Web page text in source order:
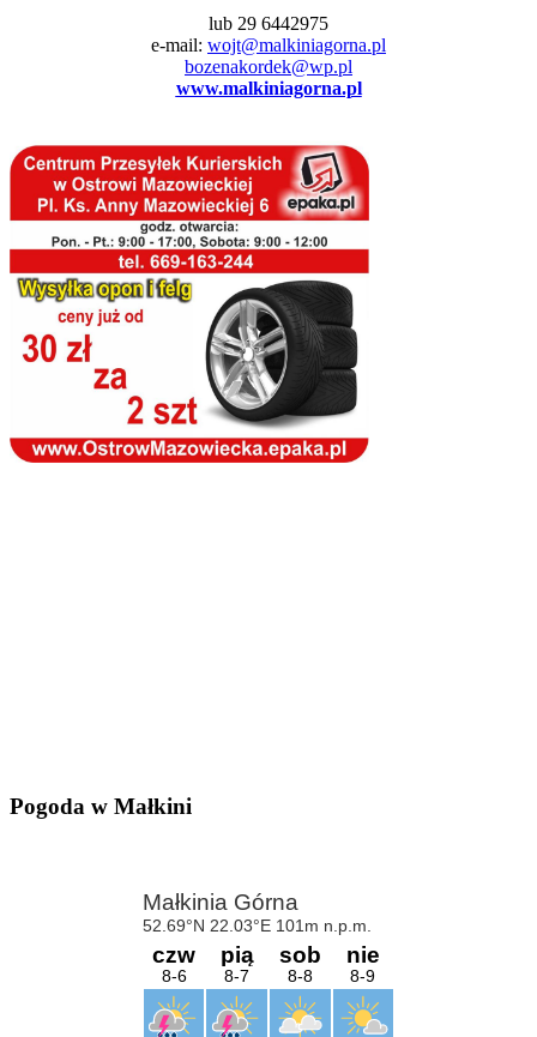
lub 29 6442975
e-mail: wojt@malkiniagorna.pl
bozenakordek@wp.pl
www.malkiniagorna.pl
Pogoda w Małkini